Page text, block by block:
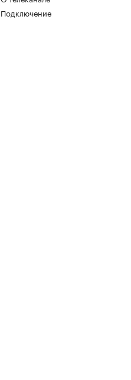
Подключение